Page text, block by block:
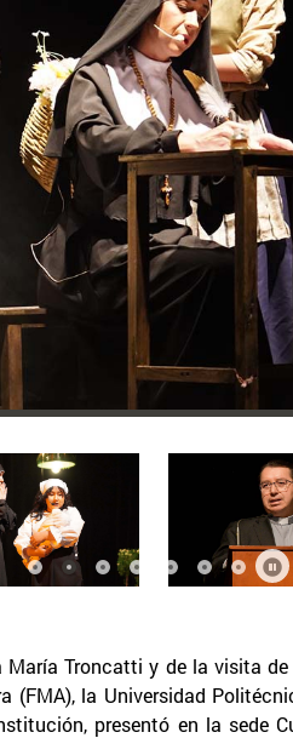
Troncatti y de la visita de
la Universidad
presentó en la sede